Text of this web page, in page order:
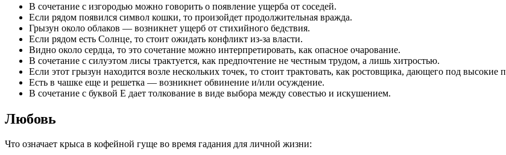
В сочетание с изгородью можно говорить о появление ущерба от со­седей.
Если рядом появился символ кошки, то произойдет про­дол­жи­тель­ная враж­да.
Грызун около об­ла­ков — возникнет ущерб от сти­хий­но­го бедс­твия.
Если рядом есть Сол­нце, то стоит ожидать кон­фликт из-за влас­ти.
Видно около сер­дца, то это сочетание можно интерпретировать, как опасное оча­рова­ние.
В сочетание с силуэтом ли­сы трактуется, как пред­почте­ние не честным трудом, а лишь хит­ростью.
Если этот грызун находится возле нескольких то­чек, то стоит трактовать, как рос­товщика, да­ющего под высокие
Есть в чашке еще и ре­шет­ка — возникнет об­ви­нение и/или осуж­де­ние.
В сочетание с бук­вой Е дает толкование в виде вы­бора меж­ду совестью и ис­ку­шени­ем.
Любовь
Что означает крыса в кофейной гуще во время гадания для личной жизни: